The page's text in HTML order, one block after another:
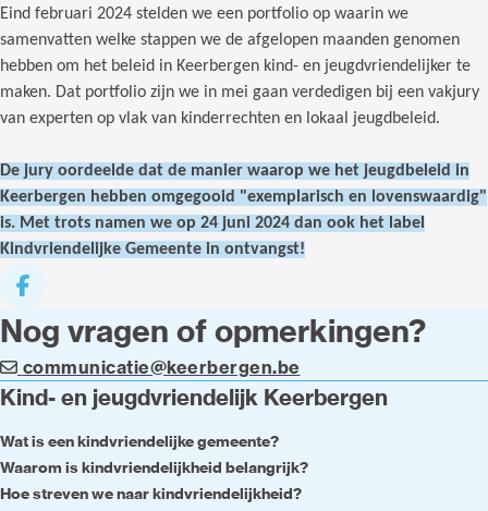
Eind februari 2024 stelden we een portfolio op waarin we
samenvatten welke stappen we de afgelopen maanden genomen
hebben om het beleid in Keerbergen kind- en jeugdvriendelijker te
maken. Dat portfolio zijn we in mei gaan verdedigen bij een vakjury
van experten op vlak van kinderrechten en lokaal jeugdbeleid.
De jury oordeelde dat de manier waarop we het jeugdbeleid in
Keerbergen hebben omgegooid "exemplarisch en lovenswaardig"
is. Met trots namen we op 24 juni 2024 dan ook het label
Kindvriendelijke Gemeente in ontvangst!
Deel op facebook
Nog vragen of opmerkingen?
communicatie@keerbergen.be
Kind- en jeugdvriendelijk Keerbergen
Wat is een kindvriendelijke gemeente?
Waarom is kindvriendelijkheid belangrijk?
Hoe streven we naar kindvriendelijkheid?